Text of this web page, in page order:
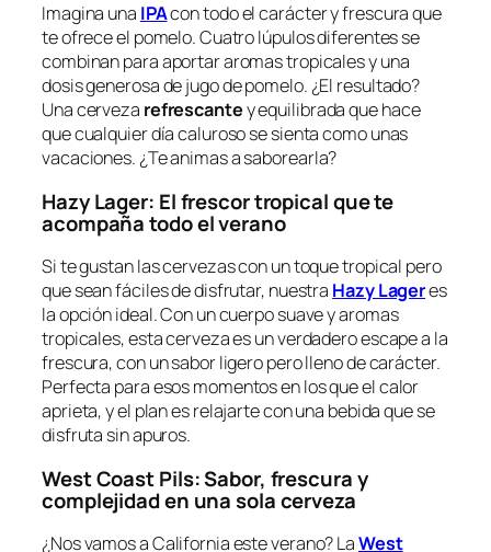
Imagina una IPAcon todo el carácter y frescura que
te ofrece el pomelo. Cuatro lúpulos diferentes se
combinan para aportar aromas tropicales y una
dosis generosa de jugo de pomelo. ¿El resultado?
Una cerveza refrescantey equilibrada que hace
que cualquier día caluroso se sienta como unas
vacaciones. ¿Te animas a saborearla?
Hazy Lager: El frescor tropical que te
acompaña todo el verano
Si te gustan las cervezas con un toque tropical pero
que sean fáciles de disfrutar, nuestra Hazy Lageres
la opción ideal. Con un cuerpo suave y aromas
tropicales, esta cerveza es un verdadero escape a la
frescura, con un sabor ligero pero lleno de carácter.
Perfecta para esos momentos en los que el calor
aprieta, y el plan es relajarte con una bebida que se
disfruta sin apuros.
West Coast Pils: Sabor, frescura y
complejidad en una sola cerveza
¿Nos vamos a California este verano? LaWest